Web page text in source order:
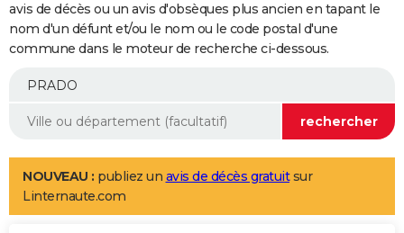
Retraite
Epargne
Immobilier
Risques naturels par ville
Banque
Assurance
AUTO
Essais
Réserver un essai
Citadines
Berlines
SUV
Forum auto
+
Mobiles
Meilleur smartphone
Internet
Ordinateurs
Jeux vidéo
Guide high-tech
Aménagement intérieur
LIFESTYLE
Art de vivre
Bien-être
Loisirs
Mode
Modes de vie
avis de décès ou un avis d'obsèques plus ancien en tapant le
nom d'un défunt et/ou le nom ou le code postal d'une
commune dans le moteur de recherche ci-dessous.
NOUVEAU : publiez un avis de décès gratuitsur
Linternaute.com